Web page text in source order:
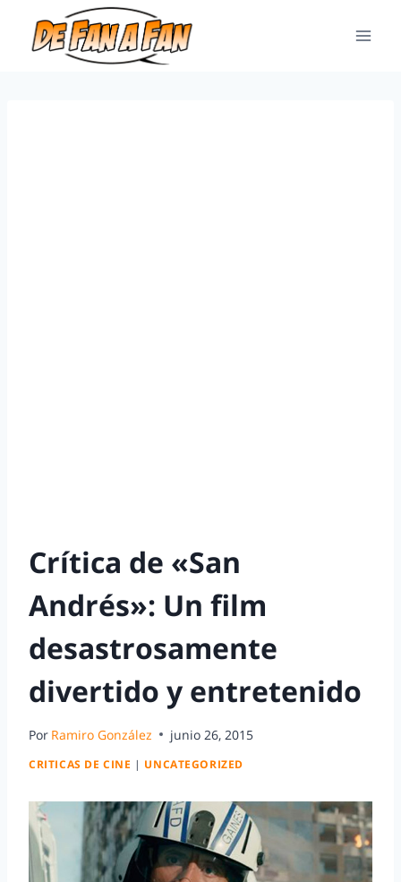
Crítica de «San
Andrés»: Un film
desastrosamente
divertido y entretenido
Por Ramiro González junio 26, 2015
CRITICAS DE CINE | UNCATEGORIZED